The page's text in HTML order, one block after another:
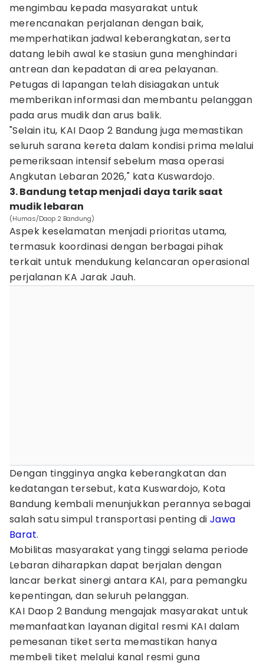
mengimbau kepada masyarakat untuk
merencanakan perjalanan dengan baik,
memperhatikan jadwal keberangkatan, serta
datang lebih awal ke stasiun guna menghindari
antrean dan kepadatan di area pelayanan.
Petugas di lapangan telah disiagakan untuk
memberikan informasi dan membantu pelanggan
pada arus mudik dan arus balik.
"Selain itu, KAI Daop 2 Bandung juga memastikan
seluruh sarana kereta dalam kondisi prima melalui
pemeriksaan intensif sebelum masa operasi
Angkutan Lebaran 2026," kata Kuswardojo.
3. Bandung tetap menjadi daya tarik saat
mudik lebaran
(Humas/Daop 2 Bandung)
Aspek keselamatan menjadi prioritas utama,
termasuk koordinasi dengan berbagai pihak
terkait untuk mendukung kelancaran operasional
perjalanan KA Jarak Jauh.
Dengan tingginya angka keberangkatan dan
kedatangan tersebut, kata Kuswardojo, Kota
Bandung kembali menunjukkan perannya sebagai
salah satu simpul transportasi penting di Jawa
Barat.
Mobilitas masyarakat yang tinggi selama periode
Lebaran diharapkan dapat berjalan dengan
lancar berkat sinergi antara KAI, para pemangku
kepentingan, dan seluruh pelanggan.
KAI Daop 2 Bandung mengajak masyarakat untuk
memanfaatkan layanan digital resmi KAI dalam
pemesanan tiket serta memastikan hanya
membeli tiket melalui kanal resmi guna